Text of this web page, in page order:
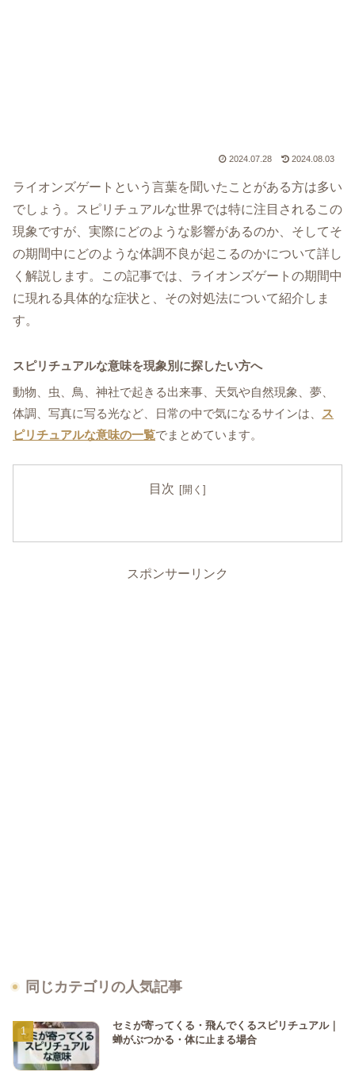
2024.07.28 2024.08.03
ライオンズゲートという言葉を聞いたことがある方は多い
でしょう。スピリチュアルな世界では特に注目されるこの
現象ですが、実際にどのような影響があるのか、そしてそ
の期間中にどのような体調不良が起こるのかについて詳し
く解説します。この記事では、ライオンズゲートの期間中
に現れる具体的な症状と、その対処法について紹介しま
す。
スピリチュアルな意味を現象別に探したい方へ
動物、虫、鳥、神社で起きる出来事、天気や自然現象、夢、
体調、写真に写る光など、日常の中で気になるサインは、
ス
ピリチュアルな意味の一覧でまとめています。
目次
スポンサーリンク
同じカテゴリの人気記事
セミが寄ってくる・飛んでくるスピリチュアル｜
蝉がぶつかる・体に止まる場合